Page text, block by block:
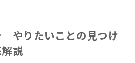
やりたいことの見つけ
説